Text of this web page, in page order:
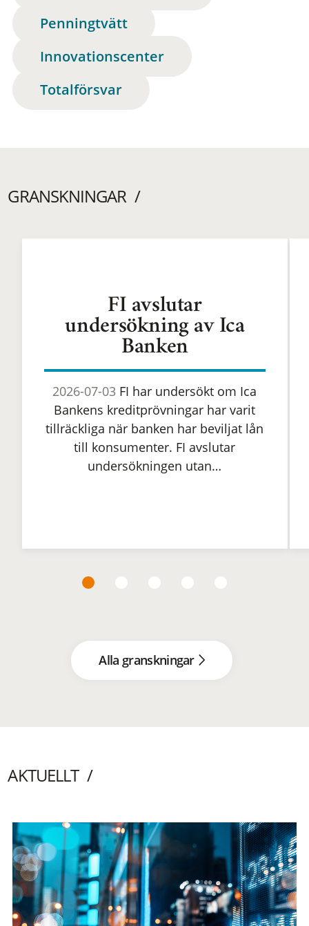
Penningtvätt
Innovationscenter
Totalförsvar
GRANSKNINGAR
FI avslutar
undersökning av Ica
Banken
2026-07-03 FI har undersökt om Ica
Bankens kreditprövningar har varit
tillräckliga när banken har beviljat lån
till konsumenter. FI avslutar
undersökningen utan…
Alla granskningar
AKTUELLT